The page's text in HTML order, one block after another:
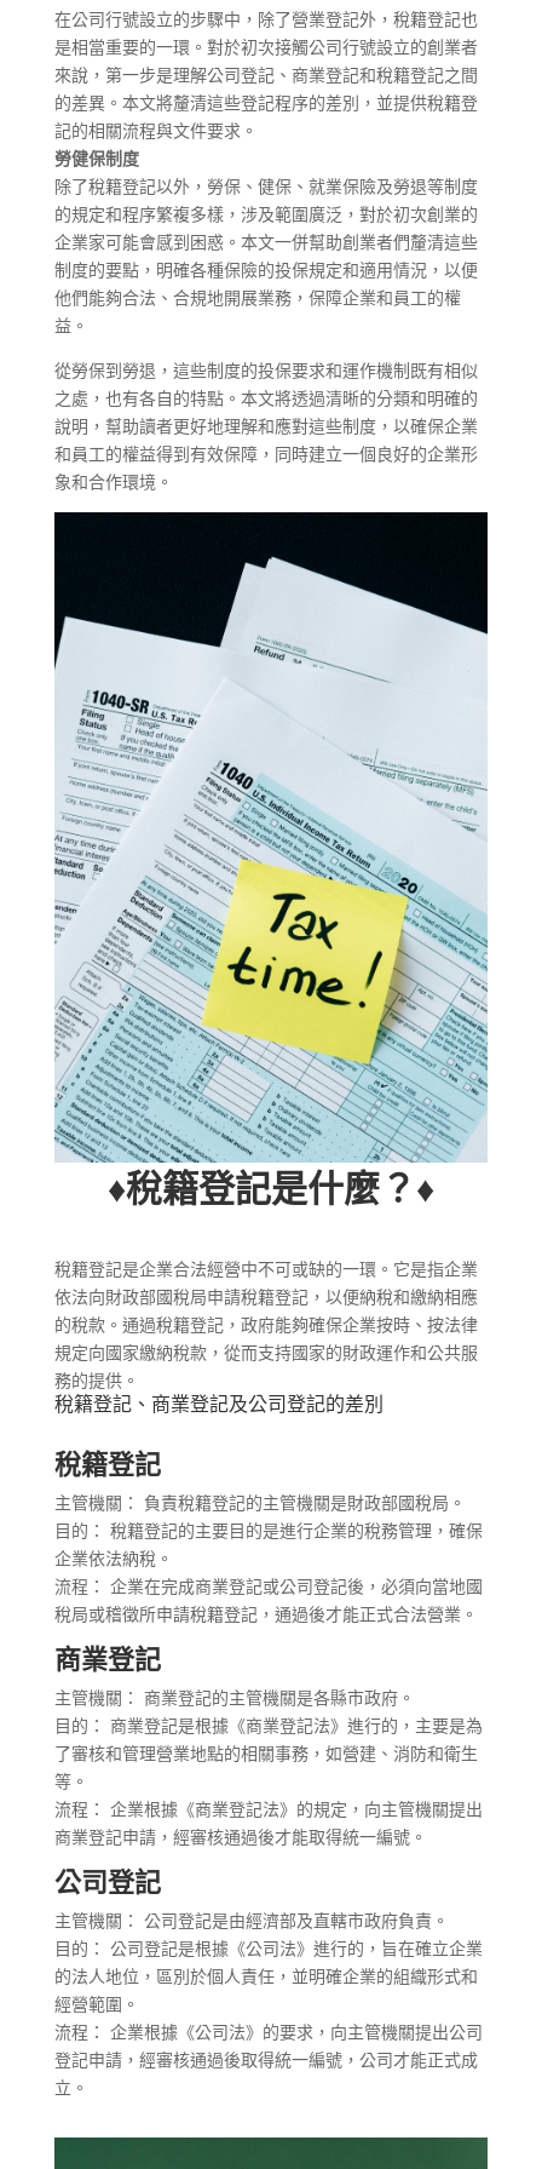
在公司行號設立的步驟中，除了營業登記外，稅籍登記也
是相當重要的一環。對於初次接觸公司行號設立的創業者
來說，第一步是理解公司登記、商業登記和稅籍登記之間
的差異。本文將釐清這些登記程序的差別，並提供稅籍登
記的相關流程與文件要求。
勞健保制度
除了稅籍登記以外，勞保、健保、就業保險及勞退等制度
的規定和程序繁複多樣，涉及範圍廣泛，對於初次創業的
企業家可能會感到困惑。本文一併幫助創業者們釐清這些
制度的要點，明確各種保險的投保規定和適用情況，以便
他們能夠合法、合規地開展業務，保障企業和員工的權
益。
從勞保到勞退，這些制度的投保要求和運作機制既有相似
之處，也有各自的特點。本文將透過清晰的分類和明確的
說明，幫助讀者更好地理解和應對這些制度，以確保企業
和員工的權益得到有效保障，同時建立一個良好的企業形
象和合作環境。
♦稅籍登記是什麼？♦
稅籍登記是企業合法經營中不可或缺的一環。它是指企業
依法向財政部國稅局申請稅籍登記，以便納稅和繳納相應
的稅款。通過稅籍登記，政府能夠確保企業按時、按法律
規定向國家繳納稅款，從而支持國家的財政運作和公共服
務的提供。
稅籍登記、商業登記及公司登記的差別
稅籍登記
主管機關： 負責稅籍登記的主管機關是財政部國稅局。
目的： 稅籍登記的主要目的是進行企業的稅務管理，確保
企業依法納稅。
流程： 企業在完成商業登記或公司登記後，必須向當地國
稅局或稽徵所申請稅籍登記，通過後才能正式合法營業。
商業登記
主管機關： 商業登記的主管機關是各縣市政府。
目的： 商業登記是根據《商業登記法》進行的，主要是為
了審核和管理營業地點的相關事務，如營建、消防和衛生
等。
流程： 企業根據《商業登記法》的規定，向主管機關提出
商業登記申請，經審核通過後才能取得統一編號。
公司登記
主管機關： 公司登記是由經濟部及直轄市政府負責。
目的： 公司登記是根據《公司法》進行的，旨在確立企業
的法人地位，區別於個人責任，並明確企業的組織形式和
經營範圍。
流程： 企業根據《公司法》的要求，向主管機關提出公司
登記申請，經審核通過後取得統一編號，公司才能正式成
立。